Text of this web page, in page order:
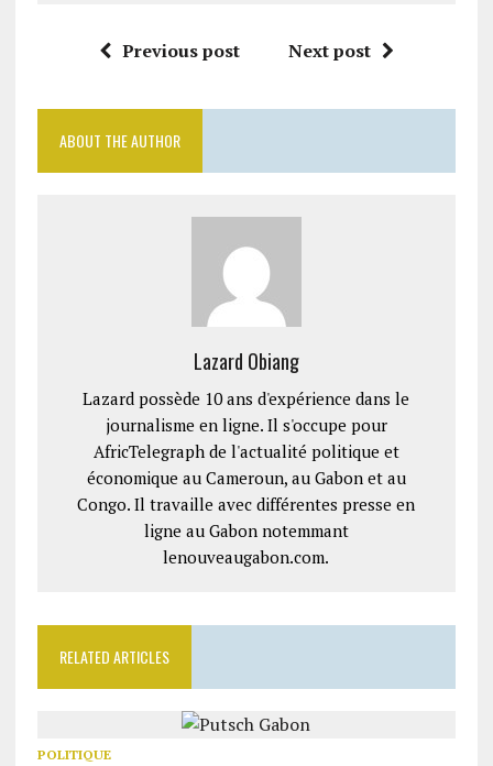
Previous post Next post
ABOUT THE AUTHOR
Lazard Obiang
Lazard possède 10 ans d'expérience dans le
journalisme en ligne. Il s'occupe pour
AfricTelegraph de l'actualité politique et
économique au Cameroun, au Gabon et au
Congo. Il travaille avec différentes presse en
ligne au Gabon notemmant
lenouveaugabon.com.
RELATED ARTICLES
POLITIQUE